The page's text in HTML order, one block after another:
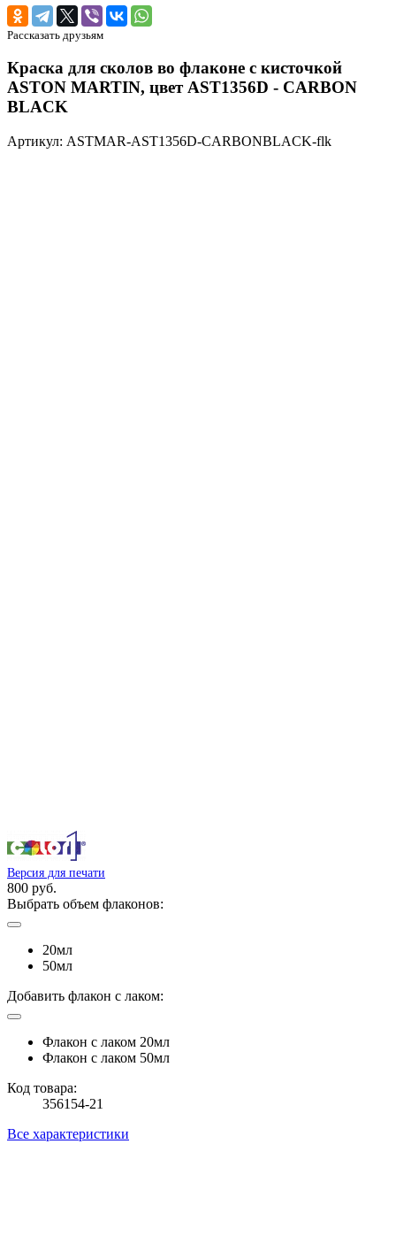
Рассказать друзьям
Краска для сколов во флаконе с кисточкой
ASTON MARTIN, цвет AST1356D - CARBON
BLACK
Артикул: ASTMAR-AST1356D-CARBONBLACK-flk
Версия для печати
800 руб.
Выбрать объем флаконов:
20мл
50мл
Добавить флакон с лаком:
Флакон с лаком 20мл
Флакон с лаком 50мл
Код товара:
356154-21
Все характеристики